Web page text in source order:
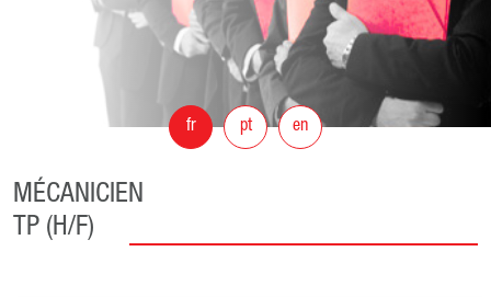
fr pt en
MÉCANICIEN
TP (H/F)